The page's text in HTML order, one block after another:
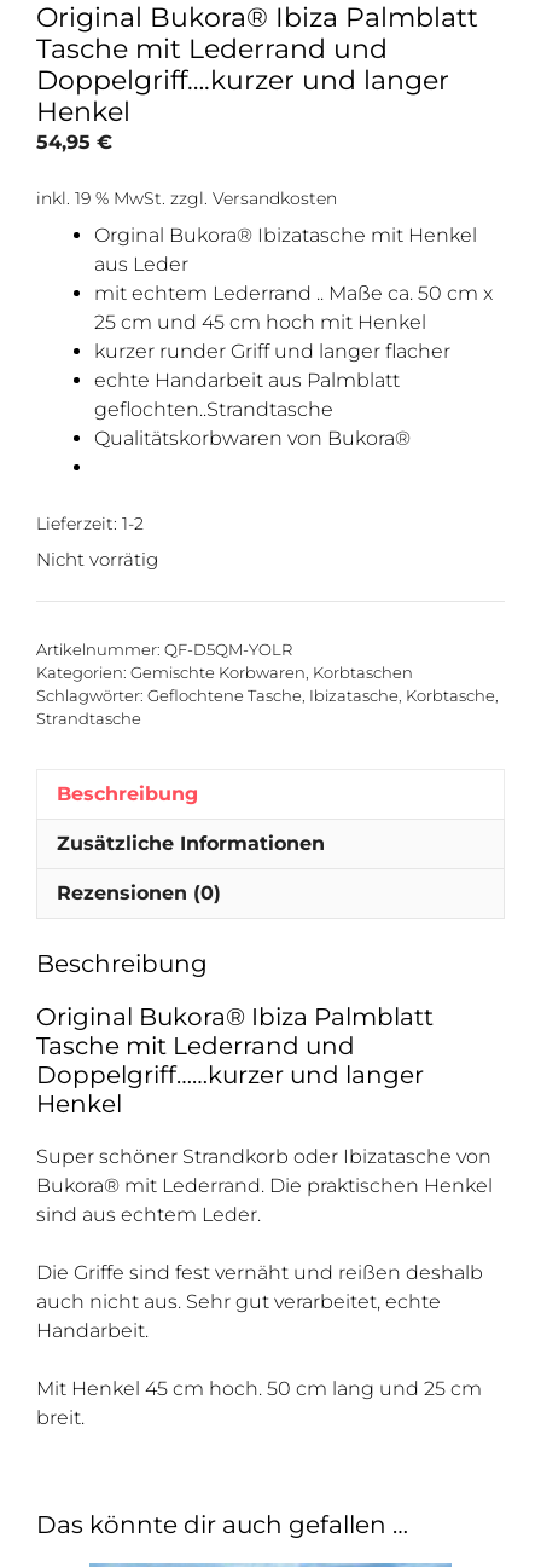
Original Bukora® Ibiza Palmblatt
Tasche mit Lederrand und
Doppelgriff….kurzer und langer
Henkel
54,95 €
inkl. 19 % MwSt. zzgl. Versandkosten
Orginal Bukora® Ibizatasche mit Henkel
aus Leder
mit echtem Lederrand .. Maße ca. 50 cm x
25 cm und 45 cm hoch mit Henkel
kurzer runder Griff und langer flacher
echte Handarbeit aus Palmblatt
geflochten..Strandtasche
Qualitätskorbwaren von Bukora®
Lieferzeit: 1-2
Nicht vorrätig
Artikelnummer: QF-D5QM-YOLR
Kategorien: Gemischte Korbwaren Korbtaschen
Schlagwörter: Geflochtene Tasche Ibizatasche Korbtasche
Strandtasche
Beschreibung
Zusätzliche Informationen
Rezensionen (0)
Beschreibung
Original Bukora® Ibiza Palmblatt
Tasche mit Lederrand und
Doppelgriff……kurzer und langer
Henkel
Super schöner Strandkorb oder Ibizatasche von
Bukora® mit Lederrand. Die praktischen Henkel
sind aus echtem Leder.
Die Griffe sind fest vernäht und reißen deshalb
auch nicht aus. Sehr gut verarbeitet, echte
Handarbeit.
Mit Henkel 45 cm hoch. 50 cm lang und 25 cm
breit.
Das könnte dir auch gefallen …